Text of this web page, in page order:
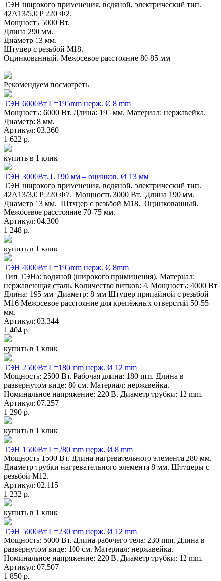
ТЭН широкого применения, водяной, электрический тип.
42A13/5,0 P 220 Ф2.
Мощность 5000 Вт.
Длина 290 мм.
Диаметр 13 мм.
Штуцер с резьбой M18.
Оцинкованный. Межосевое расстояние 80-85 мм
Рекомендуем посмотреть
ТЭН 6000Вт L=195mm нерж. Ø 8 mm
Мощность: 6000 Вт. Длина: 195 мм. Материал: нержавейка.
Диаметр: 8 мм.
Артикул: 03.360
1 622 р.
купить в 1 клик
ТЭН 3000Вт. L 190 мм – оцинков. Ø 13 мм
ТЭН широкого применения, водяной, электрический тип.
42A13/3,0 P 220 Ф7. Мощность 3000 Вт. Длина 190 мм.
Диаметр 13 мм. Штуцер с резьбой M18. Оцинкованный.
Межосевое расстояние 70-75 мм.
Артикул: 04.300
1 248 р.
купить в 1 клик
ТЭН 4000Вт L=195mm нерж. Ø 8mm
Тип ТЭНа: водяной (широкого приминения). Материал:
нержавеющая сталь. Количество витков: 4. Мощность: 4000 Вт
Длина: 195 мм Диаметр: 8 мм Штуцер припайной с резьбой
M16 Межосевое расстояние для крепёжных отверстий 50-55
мм.
Артикул: 03.344
1 404 р.
купить в 1 клик
ТЭН 2500Вт L=180 mm нерж. Ø 12 mm
Мощность: 2500 Вт. Рабочая длина: 180 mm. Длина в
развернутом виде: 80 см. Материал: нержавейка.
Номинальное напряжение: 220 В. Диаметр трубки: 12 mm.
Артикул: 07.257
1 290 р.
купить в 1 клик
ТЭН 1500Вт L=280 mm нерж. Ø 8 mm
Мощность 1500 Вт. Длина нагревательного элемента 280 мм.
Диаметр трубки нагревательного элемента 8 мм. Штуцеры с
резьбой M12.
Артикул: 02.115
1 232 р.
купить в 1 клик
ТЭН 5000Вт L=230 mm нерж. Ø 12 mm
Мощность: 5000 Вт. Длина рабочего тела: 230 mm. Длина в
развернутом виде: 100 см. Материал: нержавейка.
Номинальное напряжение: 220 В. Диаметр трубки: 12 mm.
Артикул: 07.507
1 850 р.